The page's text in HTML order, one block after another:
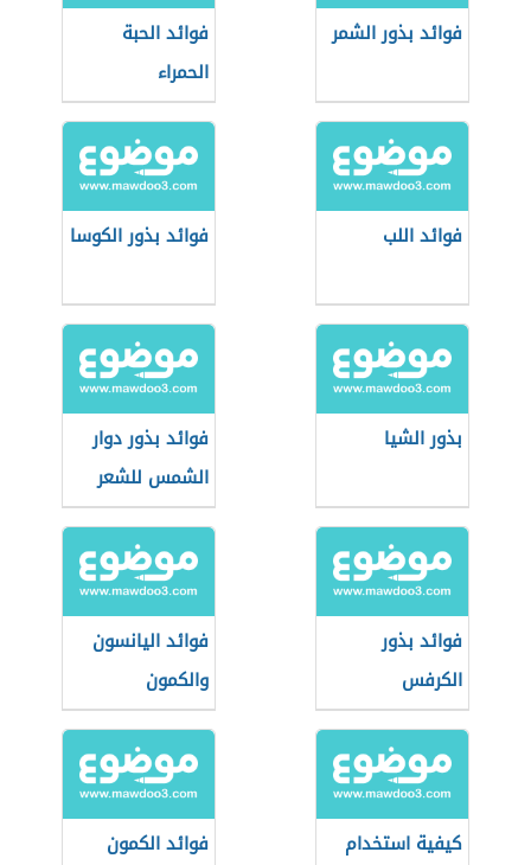
فوائد بذور الشمر
فوائد الحبة
الحمراء
فوائد اللب فوائد بذور الكوسا
بذور الشيا
فوائد بذور دوار
الشمس للشعر
فوائد بذور
الكرفس
فوائد اليانسون
والكمون
كيفية استخدام
فوائد الكمون